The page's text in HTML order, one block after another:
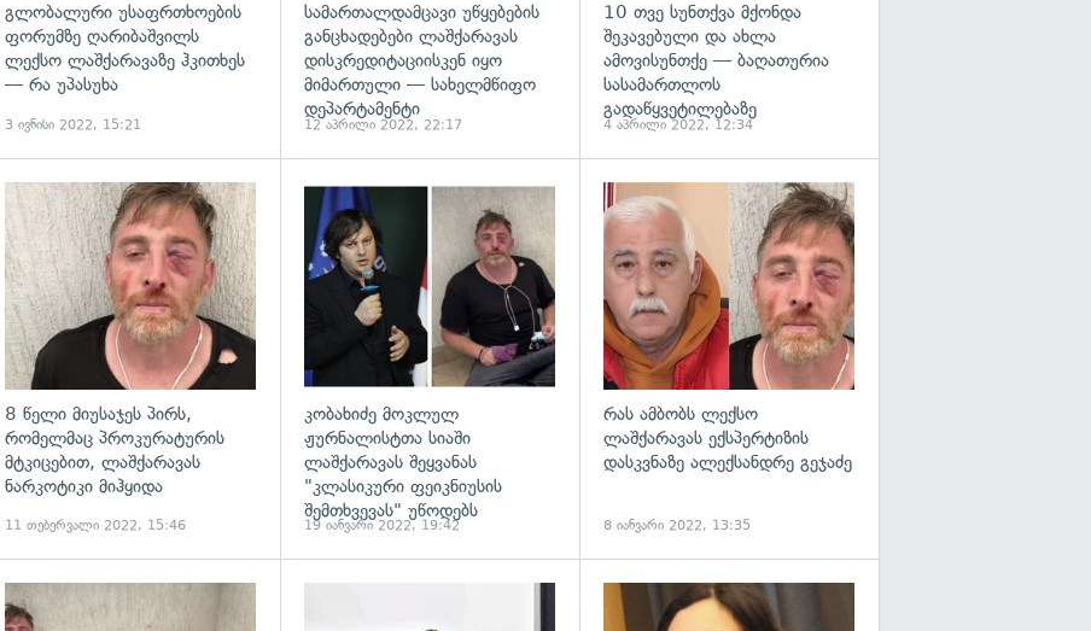
გლობალური უსაფრთხოების
ფორუმზე ღარიბაშვილს
ლექსო ლაშქარავაზე ჰკითხეს
— რა უპასუხა
3 ივნისი 2022, 15:21
სამართალდამცავი უწყებების
განცხადებები ლაშქარავას
დისკრედიტაციისკენ იყო
მიმართული — სახელმწიფო
დეპარტამენტი
12 აპრილი 2022, 22:17
10 თვე სუნთქვა მქონდა
შეკავებული და ახლა
ამოვისუნთქე — ბაღათურია
სასამართლოს
გადაწყვეტილებაზე
4 აპრილი 2022, 12:34
გადახედვა გადახედვა
8 წელი მიუსაჯეს პირს,
რომელმაც პროკურატურის
მტკიცებით, ლაშქარავას
ნარკოტიკი მიჰყიდა
11 თებერვალი 2022, 15:46
გადახედვა
კობახიძე მოკლულ
ჟურნალისტთა სიაში
ლაშქარავას შეყვანას
"კლასიკური ფეიკნიუსის
შემთხვევას" უწოდებს
19 იანვარი 2022, 19:42
რას ამბობს ლექსო
ლაშქარავას ექსპერტიზის
დასკვნაზე ალექსანდრე გეჯაძე
8 იანვარი 2022, 13:35
გადახედვა გადახედვა